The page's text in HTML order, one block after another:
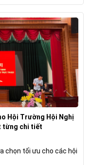
Hội Trường Hội Nghị
từng chi tiết
chọn tối ưu cho các hội